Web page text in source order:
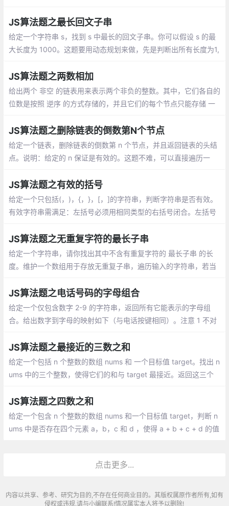
JS算法题之最长回文子串
给定一个字符串 s，找到 s 中最长的回文子串。你可以假设 s 的最
大长度为 1000。这题要用动态规划来做，先是判断出所有长度为1,
s[j]
JS算法题之两数相加
给出两个 非空 的链表用来表示两个非负的整数。其中，它们各自的
位数是按照 逆序 的方式存储的，并且它们的每个节点只能存储 一
来表示它们的和。
JS算法题之删除链表的倒数第N个节点
给定一个链表，删除链表的倒数第 n 个节点，并且返回链表的头结
点。说明：给定的 n 保证是有效的。这题不难，可以直接遍历一
JS算法题之有效的括号
给定一个只包括(，)，{，}，[，]的字符串，判断字符串是否有效。
有效字符串需满足：左括号必须用相同类型的右括号闭合。左括号
JS算法题之无重复字符的最长子串
给定一个字符串，请你找出其中不含有重复字符的 最长子串 的长
度。维护一个数组用于存放无重复子串，遍历输入的字符串，若当
sh当前字符。
JS算法题之电话号码的字母组合
给定一个仅包含数字 2-9 的字符串，返回所有它能表示的字母组
合。给出数字到字母的映射如下（与电话按键相同）。注意 1 不对
JS算法题之最接近的三数之和
给定一个包括 n 个整数的数组 nums 和 一个目标值 target。找出 n
ums 中的三个整数，使得它们的和与 target 最接近。返回这三个
JS算法题之四数之和
给定一个包含 n 个整数的数组 nums 和一个目标值 target，判断 n
ums 中是否存在四个元素 a，b，c 和 d ，使得 a + b + c + d 的值
点击更多...
内容以共享、参考、研究为目的,不存在任何商业目的。其版权属原作者所有,如有
侵权或违规,请与小编联系!情况属实本人将予以删除!